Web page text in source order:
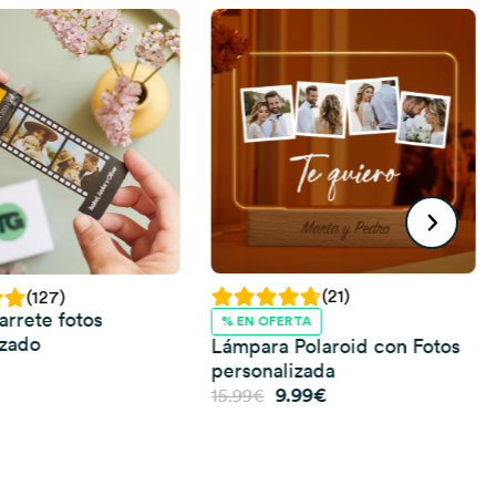
(127)
fotos
(21)
% EN OFERTA
Lámpara Polaroid con Fotos
personalizada
15.99€ El
9.99€El